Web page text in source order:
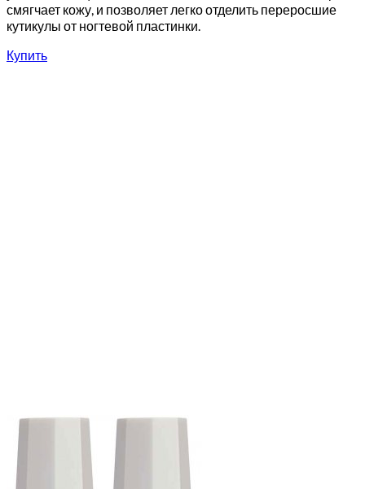
смягчает кожу, и позволяет легко отделить переросшие
кутикулы от ногтевой пластинки.
Купить